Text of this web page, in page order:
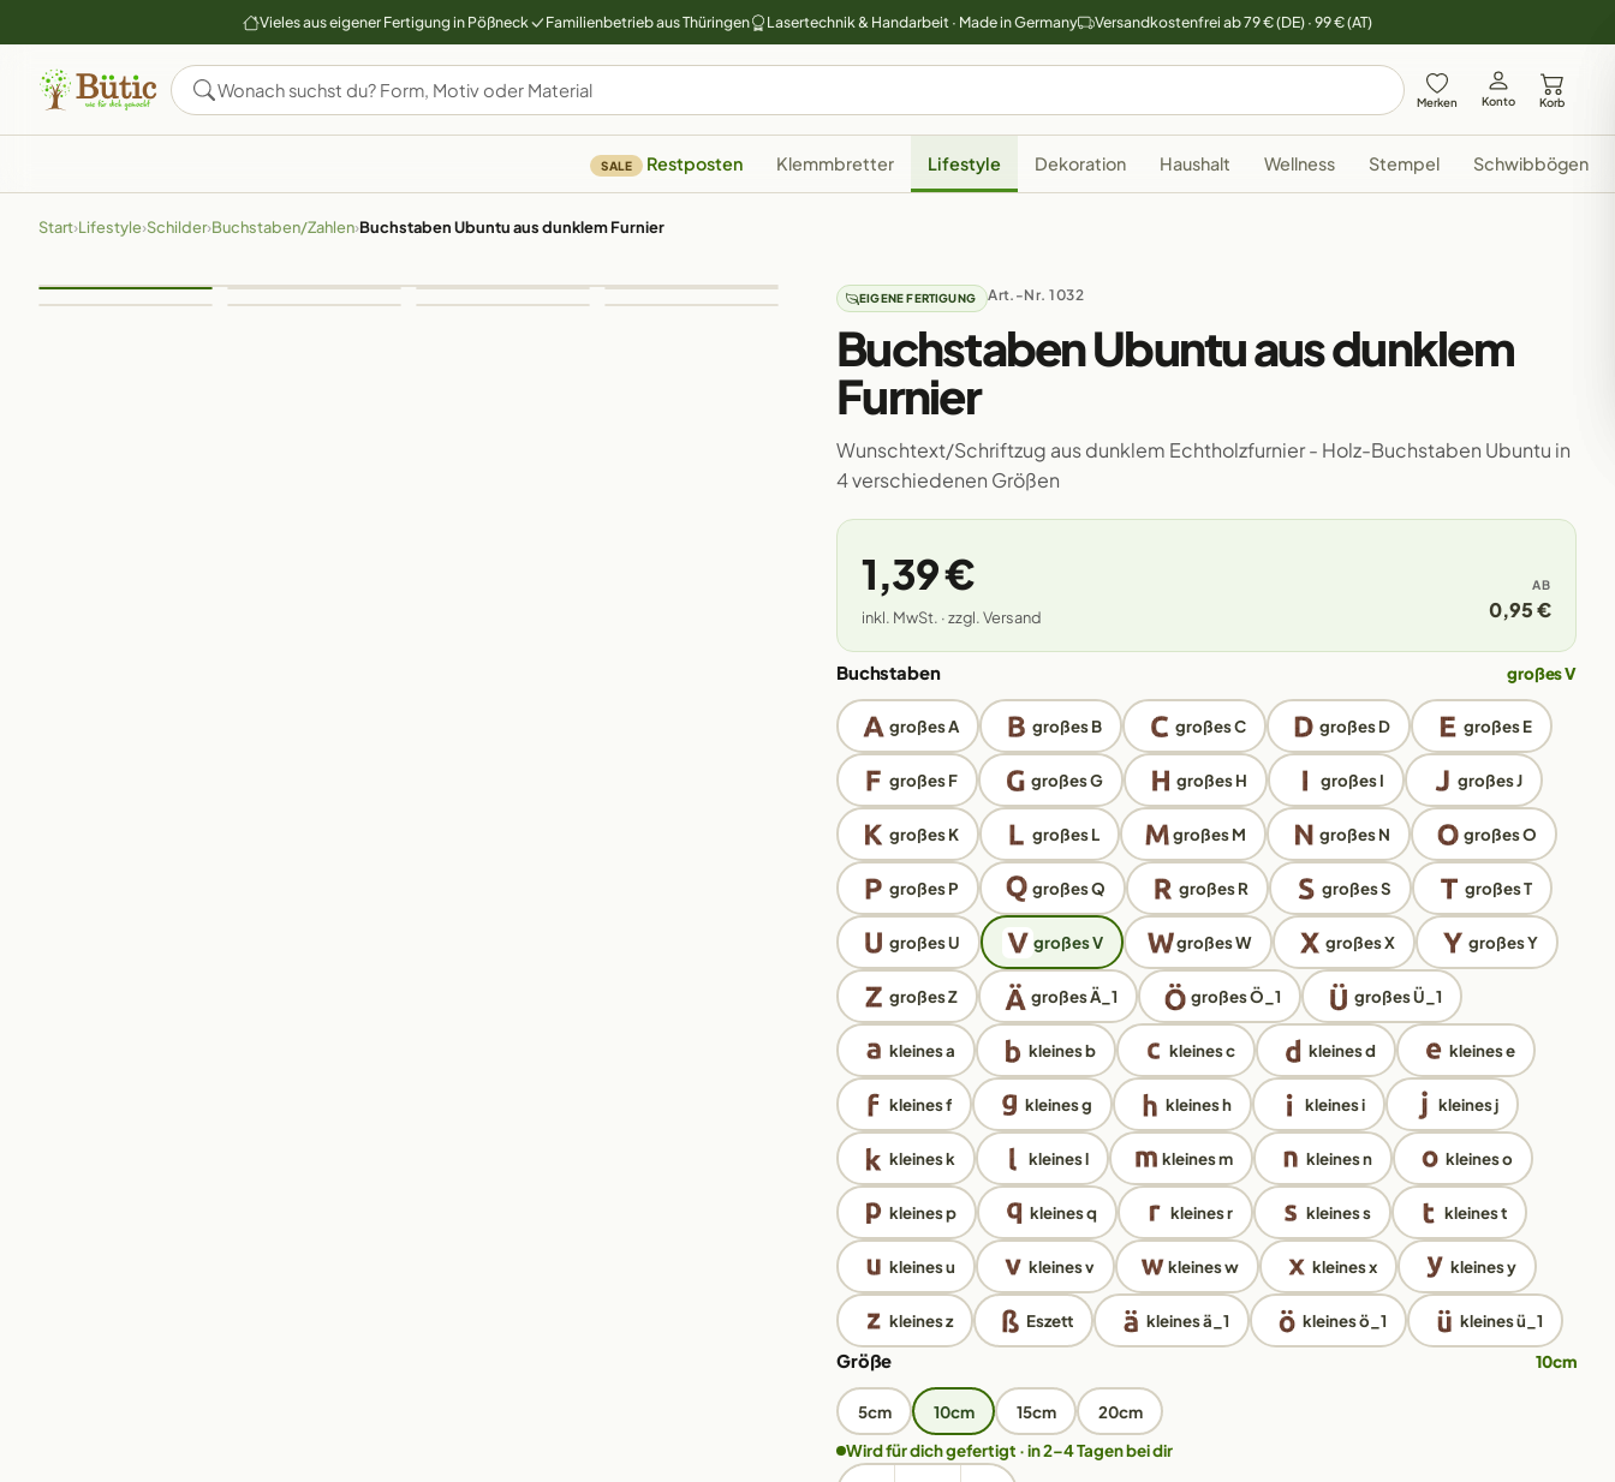
Vieles aus eigener Fertigung in Pößneck Familienbetrieb aus Thüringen Lasertechnik & Handarbeit · Made in Germany Versandkostenfrei ab 79 € (DE) · 99 € (AT)
Merken Konto Korb
SALE Restposten Klemmbretter Lifestyle Dekoration Haushalt Wellness Stempel Schwibbögen
Start›Lifestyle›Schilder›Buchstaben/Zahlen›Buchstaben Ubuntu aus dunklem Furnier
EIGENE FERTIGUNG Art.-Nr. 1032
Buchstaben Ubuntu aus dunklem
Furnier
Wunschtext/Schriftzug aus dunklem Echtholzfurnier - Holz-Buchstaben Ubuntu in
4 verschiedenen Größen
1,39 €
inkl. MwSt. · zzgl. Versand
AB
0,95 €
Buchstaben großes V
großes A großes B großes C großes D großes E
großes F großes G großes H großes I großes J
großes K großes L großes M großes N großes O
großes P großes Q großes R großes S großes T
großes U großes V großes W großes X großes Y
großes Z großes Ä_1 großes Ö_1 großes Ü_1
kleines a kleines b kleines c kleines d kleines e
kleines f kleines g kleines h kleines i kleines j
kleines k kleines l kleines m kleines n kleines o
kleines p kleines q kleines r kleines s kleines t
kleines u kleines v kleines w kleines x kleines y
kleines z Eszett kleines ä_1 kleines ö_1 kleines ü_1
Größe 10cm
5cm 10cm 15cm
20cm
Wird für dich gefertigt · in 2–4 Tagen bei dir